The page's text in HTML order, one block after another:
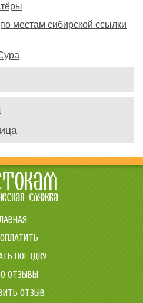
местам сибирской ссылки
ПОЕЗДКУ
ОТЗЫВЫ
ОТЗЫВ